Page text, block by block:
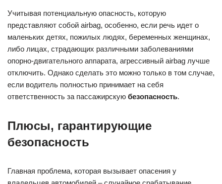
Учитывая потенциальную опасность, которую
представляют собой airbag, особенно, если речь идет о
маленьких детях, пожилых людях, беременных женщинах,
либо лицах, страдающих различными заболеваниями
опорно-двигательного аппарата, агрессивный airbag лучше
отключить. Однако сделать это можно только в том случае,
если водитель полностью принимает на себя
ответственность за пассажирскую безопасность.
Плюсы, гарантирующие
безопасность
Главная проблема, которая вызывает опасения у